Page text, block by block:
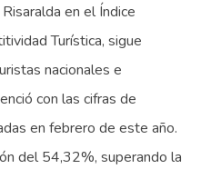
en el Índice
Turística, sigue
nacionales e
con las cifras de
en febrero de este año.
del 54,32%, superando la